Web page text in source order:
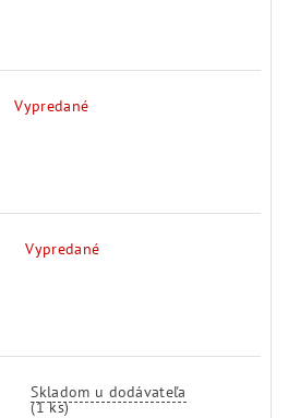
Vypredané
Vypredané
Skladom u dodávateľa
(1 ks)